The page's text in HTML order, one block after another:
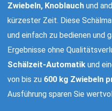
Zwiebeln, Knoblauch und
kürzester Zeit. Diese
und einfach zu bedienen und
Ergebnisse ohne
Schälzeit-Automatik und
von bis zu 600 kg Zwiebeln
Ausführung sparen Sie